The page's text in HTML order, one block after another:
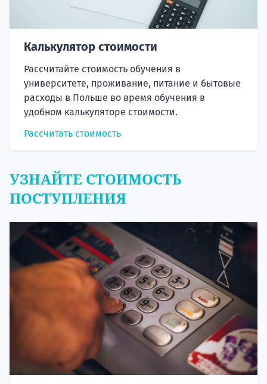
Калькулятор стоимости
Рассчитайте стоимость обучения в
университете, проживание, питание и бытовые
расходы в Польше во время обучения в
удобном калькуляторе стоимости.
Рассчитать стоимость
УЗНАЙТЕ СТОИМОСТЬ
ПОСТУПЛЕНИЯ